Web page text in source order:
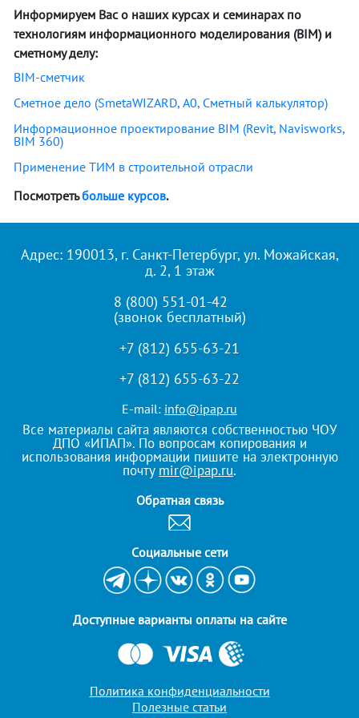
Информируем Вас о наших курсах и семинарах по
технологиям информационного моделирования (BIM) и
сметному делу:
BIM-сметчик
Сметное дело (SmetaWIZARD, А0, Сметный калькулятор)
Информационное проектирование BIM (Revit, Navisworks,
BIM 360)
Применение ТИМ в строительной отрасли
Посмотретьбольше курсов.
Адрес: 190013, г. Санкт-Петербург, ул. Можайская,
д. 2, 1 этаж
8 (800) 551-01-42
(звонок бесплатный)
+7 (812) 655-63-21
+7 (812) 655-63-22
E-mail: info@ipap.ru
Все материалы сайта являются собственностью ЧОУ
ДПО «ИПАП». По вопросам копирования и
использования информации пишите на электронную
почту mir@ipap.ru.
Обратная связь
Cоциальные сети
Доступные варианты оплаты на сайте
Политика конфиденциальности
Полезные статьи